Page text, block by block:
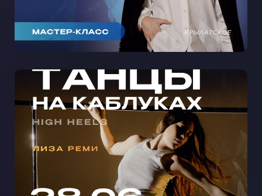
МАСТЕР-КЛАСС ТАНЦЫ НА
КАБЛУКАХ С ЛИЗОЙ РЕМИ В
КРЫЛАТСКОМ 🩵